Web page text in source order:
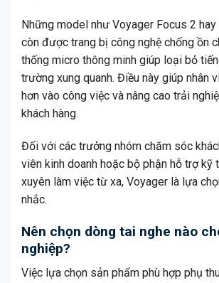
Những model như Voyager Focus 2
còn được trang bị công nghệ chống ồn
thống micro thông minh giúp loại bỏ
trường xung quanh. Điều này giúp nhân
hơn vào công việc và nâng cao trải
khách hàng.
Đối với các trưởng nhóm chăm sóc
viên kinh doanh hoặc bộ phận hỗ trợ kỹ
xuyên làm việc từ xa, Voyager là lựa
nhắc.
Nên chọn dòng tai nghe nào
nghiệp?
Việc lựa chọn sản phẩm phù hợp phụ